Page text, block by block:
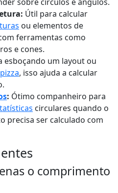
Útil para calcular
ou elementos de
ferramentas como
e cones.
esboçando um layout ou
pizza, isso ajuda a calcular
: Ótimo companheiro para
circulares quando o
precisa ser calculado com
o comprimento